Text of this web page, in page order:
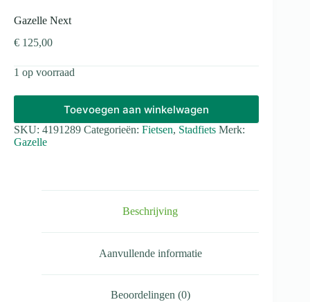
Gazelle Next
€ 125,00
1 op voorraad
Toevoegen aan winkelwagen
SKU: 4191289 Categorieën: Fietsen, Stadfiets Merk:
Gazelle
Beschrijving
Aanvullende informatie
Beoordelingen (0)